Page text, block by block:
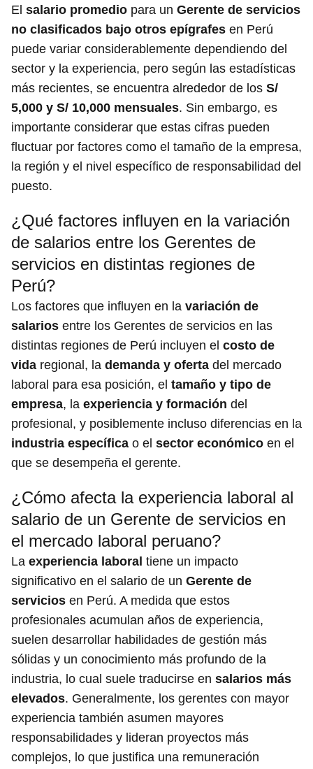
El salario promedio para un Gerente de servicios
no clasificados bajo otros epígrafes en Perú
puede variar considerablemente dependiendo del
sector y la experiencia, pero según las estadísticas
más recientes, se encuentra alrededor de los S/
5,000 y S/ 10,000 mensuales. Sin embargo, es
importante considerar que estas cifras pueden
fluctuar por factores como el tamaño de la empresa,
la región y el nivel específico de responsabilidad del
puesto.
¿Qué factores influyen en la variación
de salarios entre los Gerentes de
servicios en distintas regiones de
Perú?
Los factores que influyen en la variación de
salarios entre los Gerentes de servicios en las
distintas regiones de Perú incluyen el costo de
vida regional, la demanda y oferta del mercado
laboral para esa posición, el tamaño y tipo de
empresa, la experiencia y formación del
profesional, y posiblemente incluso diferencias en la
industria específica o el sector económico en el
que se desempeña el gerente.
¿Cómo afecta la experiencia laboral al
salario de un Gerente de servicios en
el mercado laboral peruano?
La experiencia laboral tiene un impacto
significativo en el salario de un Gerente de
servicios en Perú. A medida que estos
profesionales acumulan años de experiencia,
suelen desarrollar habilidades de gestión más
sólidas y un conocimiento más profundo de la
industria, lo cual suele traducirse en salarios más
elevados. Generalmente, los gerentes con mayor
experiencia también asumen mayores
responsabilidades y lideran proyectos más
complejos, lo que justifica una remuneración